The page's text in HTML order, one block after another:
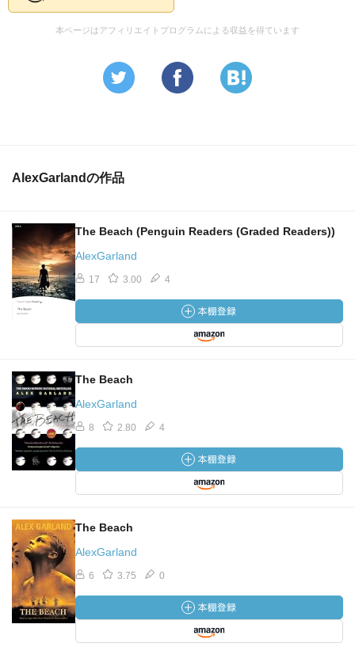
本ページはアフィリエイトプログラムによる収益を得ています
AlexGarlandの作品
The Beach (Penguin Readers (Graded Readers))
AlexGarland
17 3.00 4
The Beach
AlexGarland
8 2.80 4
The Beach
AlexGarland
6 3.75 0